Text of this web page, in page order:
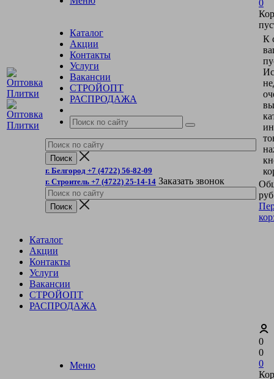
Каталог
Акции
Контакты
Услуги
Вакансии
СТРОЙОПТ
РАСПРОДАЖА
г. Белгород +7 (4722) 56-82-09
г. Строитель +7 (4722) 25-14-14 Заказать звонок
0
К
Каталог
Акции
Контакты
Услуги
Вакансии
СТРОЙОПТ
РАСПРОДАЖА
Меню
0
0
0